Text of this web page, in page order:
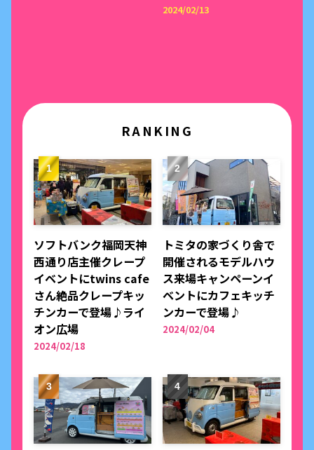
2024/02/13
RANKING
ソフトバンク福岡天神
西通り店主催クレープ
イベントにtwins cafe
さん絶品クレープキッ
チンカーで登場♪ライ
オン広場
2024/02/18
トミタの家づくり舎で
開催されるモデルハウ
ス来場キャンペーンイ
ベントにカフェキッチ
ンカーで登場♪
2024/02/04